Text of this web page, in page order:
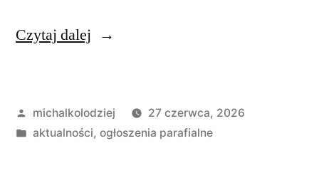
Czytaj dalej „Ogłoszenia
Niedziela
w
Opublikowane
przez
michalkolodziej
27 czerwca, 2026
Opublikowano
aktualności, ogłoszenia parafialne